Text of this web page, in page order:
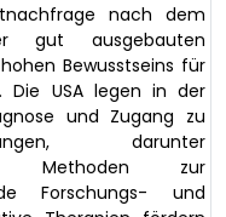
nach dem
gut ausgebauten
Bewusstseins für
Die USA legen in der
und Zugang zu
darunter
Methoden zur
Forschungs- und